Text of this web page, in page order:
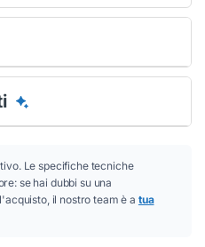
Le specifiche tecniche
se hai dubbi su una
il nostro team è a tua